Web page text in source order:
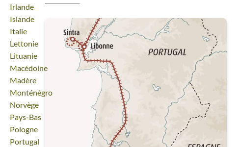
Voyage
Irlande
Voyage
Islande
Voyage
Italie
Voyage
Lettonie
Voyage
Lituanie
Voyage
Macédoine
Voyage
Madère
Voyage
Monténégro
Voyage
Norvège
Voyage
Pays-Bas
Voyage
Pologne
Voyage
Portugal